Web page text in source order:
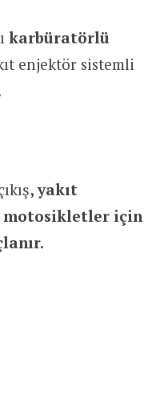
karbüratörlü
enjektör sistemli
, yakıt
motosikletler için